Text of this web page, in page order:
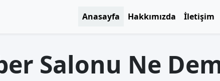
Anasayfa Hakkımızda İletişim
Salonu Ne